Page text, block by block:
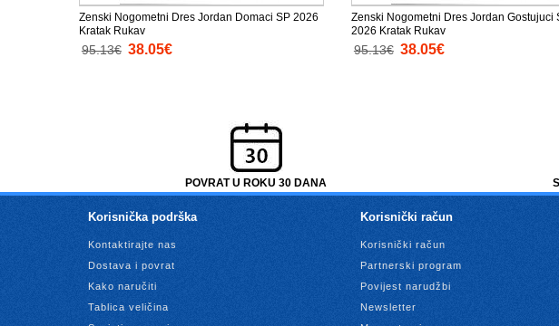
Zenski Nogometni Dres Jordan Domaci SP 2026
Kratak Rukav
95.13€ 38.05€
Zenski Nogometni Dres Jordan Gostujuci
2026 Kratak Rukav
95.13€ 38.05€
POVRAT U ROKU 30 DANA
Korisnička podrška
Kontaktirajte nas
Dostava i povrat
Kako naručiti
Tablica veličina
Korisnički račun
Korisnički račun
Partnerski program
Povijest narudžbi
Newsletter